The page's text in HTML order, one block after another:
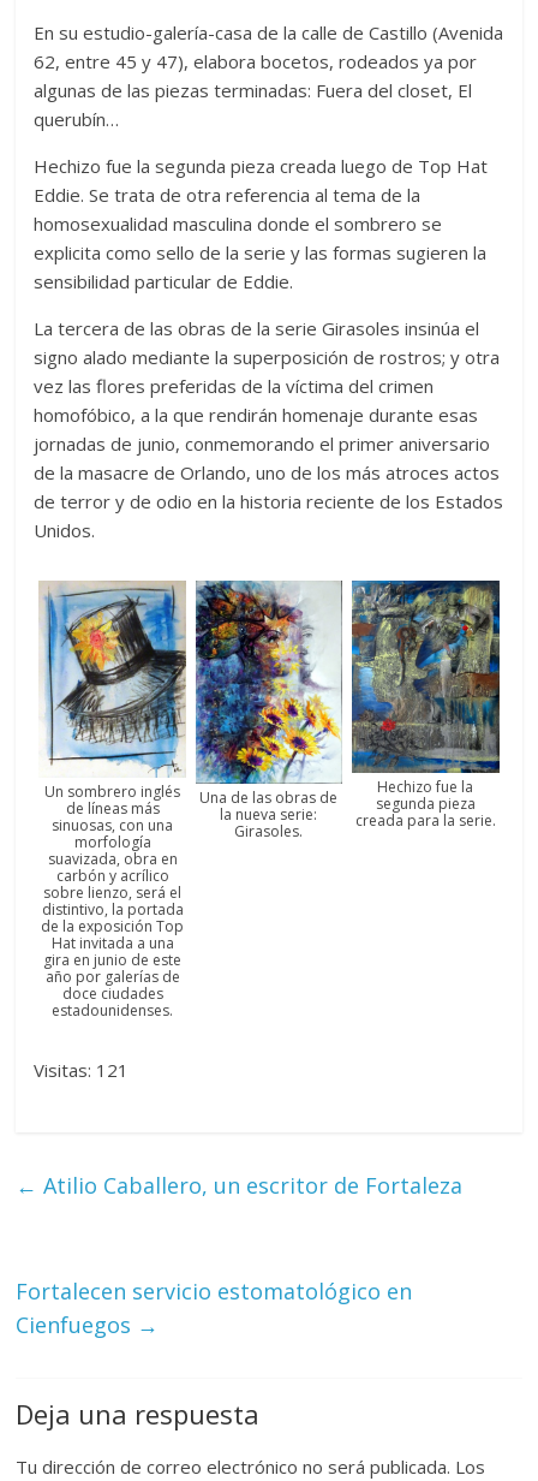
En su estudio-galería-casa de la calle de Castillo (Avenida
62, entre 45 y 47), elabora bocetos, rodeados ya por
algunas de las piezas terminadas: Fuera del closet, El
querubín…
Hechizo fue la segunda pieza creada luego de Top Hat
Eddie. Se trata de otra referencia al tema de la
homosexualidad masculina donde el sombrero se
explicita como sello de la serie y las formas sugieren la
sensibilidad particular de Eddie.
La tercera de las obras de la serie Girasoles insinúa el
signo alado mediante la superposición de rostros; y otra
vez las flores preferidas de la víctima del crimen
homofóbico, a la que rendirán homenaje durante esas
jornadas de junio, conmemorando el primer aniversario
de la masacre de Orlando, uno de los más atroces actos
de terror y de odio en la historia reciente de los Estados
Unidos.
Un sombrero inglés
de líneas más
sinuosas, con una
morfología
suavizada, obra en
carbón y acrílico
sobre lienzo, será el
distintivo, la portada
de la exposición Top
Hat invitada a una
gira en junio de este
año por galerías de
doce ciudades
estadounidenses.
Una de las obras de
la nueva serie:
Girasoles.
Hechizo fue la
segunda pieza
creada para la serie.
Visitas: 121
← Atilio Caballero, un escritor de Fortaleza
Fortalecen servicio estomatológico en
Cienfuegos →
Deja una respuesta
Tu dirección de correo electrónico no será publicada. Los